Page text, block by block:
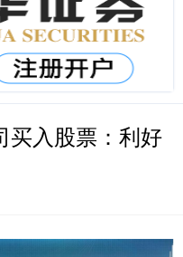
买入股票：利好